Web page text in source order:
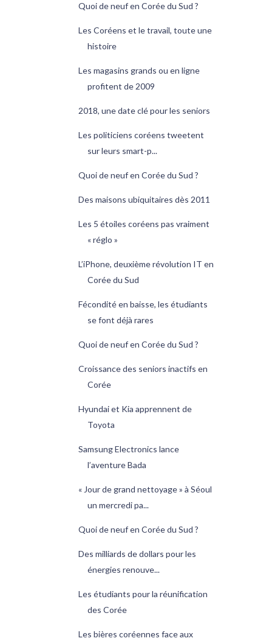
Quoi de neuf en Corée du Sud ?
Les Coréens et le travail, toute une
histoire
Les magasins grands ou en ligne
profitent de 2009
2018, une date clé pour les seniors
Les politiciens coréens tweetent
sur leurs smart-p...
Quoi de neuf en Corée du Sud ?
Des maisons ubiquitaires dès 2011
Les 5 étoiles coréens pas vraiment
« réglo »
L’iPhone, deuxième révolution IT en
Corée du Sud
Fécondité en baisse, les étudiants
se font déjà rares
Quoi de neuf en Corée du Sud ?
Croissance des seniors inactifs en
Corée
Hyundai et Kia apprennent de
Toyota
Samsung Electronics lance
l’aventure Bada
« Jour de grand nettoyage » à Séoul
un mercredi pa...
Quoi de neuf en Corée du Sud ?
Des milliards de dollars pour les
énergies renouve...
Les étudiants pour la réunification
des Corée
Les bières coréennes face aux